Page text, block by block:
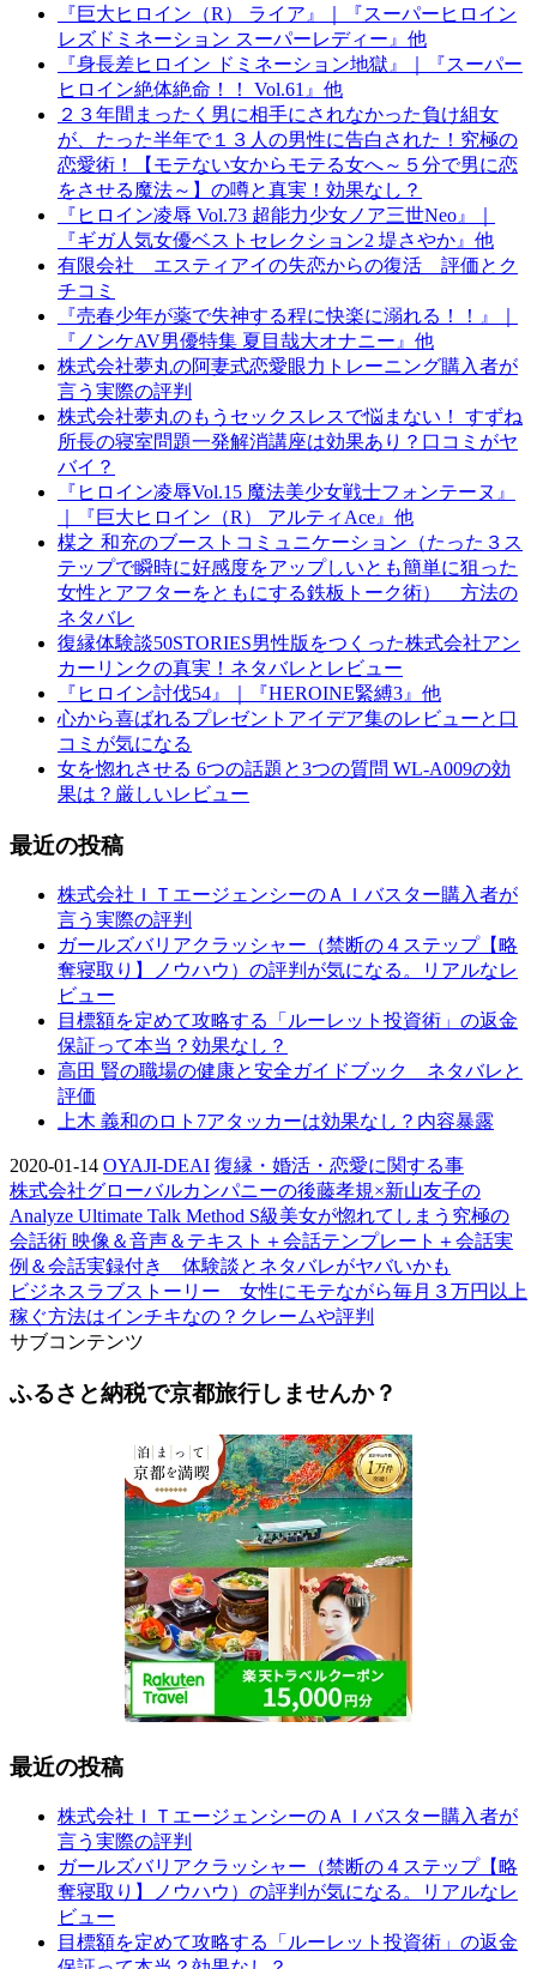
『巨大ヒロイン（R） ライア』｜『スーパーヒロイン
レズドミネーション スーパーレディー』他
『身長差ヒロイン ドミネーション地獄』｜『スーパー
ヒロイン絶体絶命！！ Vol.61』他
２３年間まったく男に相手にされなかった負け組女
が、たった半年で１３人の男性に告白された！究極の
恋愛術！【モテない女からモテる女へ～５分で男に恋
をさせる魔法～】の噂と真実！効果なし？
『ヒロイン凌辱 Vol.73 超能力少女ノア三世Neo』｜
『ギガ人気女優ベストセレクション2 堤さやか』他
有限会社 エスティアイの失恋からの復活 評価とク
チコミ
『売春少年が薬で失神する程に快楽に溺れる！！』｜
『ノンケAV男優特集 夏目哉大オナニー』他
株式会社夢丸の阿妻式恋愛眼力トレーニング購入者が
言う実際の評判
株式会社夢丸のもうセックスレスで悩まない！ すずね
所長の寝室問題一発解消講座は効果あり？口コミがヤ
バイ？
『ヒロイン凌辱Vol.15 魔法美少女戦士フォンテーヌ』
｜『巨大ヒロイン（R） アルティAce』他
楳之 和充のブーストコミュニケーション（たった３ス
テップで瞬時に好感度をアップしいとも簡単に狙った
女性とアフターをともにする鉄板トーク術） 方法の
ネタバレ
復縁体験談50STORIES男性版をつくった株式会社アン
カーリンクの真実！ネタバレとレビュー
『ヒロイン討伐54』｜『HEROINE緊縛3』他
心から喜ばれるプレゼントアイデア集のレビューと口
コミが気になる
女を惚れさせる 6つの話題と3つの質問 WL-A009の効
果は？厳しいレビュー
最近の投稿
株式会社ＩＴエージェンシーのＡＩバスター購入者が
言う実際の評判
ガールズバリアクラッシャー（禁断の４ステップ【略
奪寝取り】ノウハウ）の評判が気になる。リアルなレ
ビュー
目標額を定めて攻略する「ルーレット投資術」の返金
保証って本当？効果なし？
高田 賢の職場の健康と安全ガイドブック ネタバレと
評価
上木 義和のロト7アタッカーは効果なし？内容暴露
2020-01-14 OYAJI-DEAI 復縁・婚活・恋愛に関する事
株式会社グローバルカンパニーの後藤孝規×新山友子の
Analyze Ultimate Talk Method S級美女が惚れてしまう究極の
会話術 映像＆音声＆テキスト＋会話テンプレート＋会話実
例＆会話実録付き 体験談とネタバレがヤバいかも
ビジネスラブストーリー 女性にモテながら毎月３万円以上
稼ぐ方法はインチキなの？クレームや評判
サブコンテンツ
ふるさと納税で京都旅行しませんか？
最近の投稿
株式会社ＩＴエージェンシーのＡＩバスター購入者が
言う実際の評判
ガールズバリアクラッシャー（禁断の４ステップ【略
奪寝取り】ノウハウ）の評判が気になる。リアルなレ
ビュー
目標額を定めて攻略する「ルーレット投資術」の返金